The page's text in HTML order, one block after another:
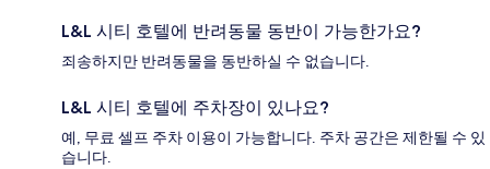
L&L 시티 호텔에 반려동물 동반이 가능한가요?
죄송하지만 반려동물을 동반하실 수 없습니다.
L&L 시티 호텔에 주차장이 있나요?
예, 무료 셀프 주차 이용이 가능합니다. 주차 공간은 제한될 수 있
습니다.